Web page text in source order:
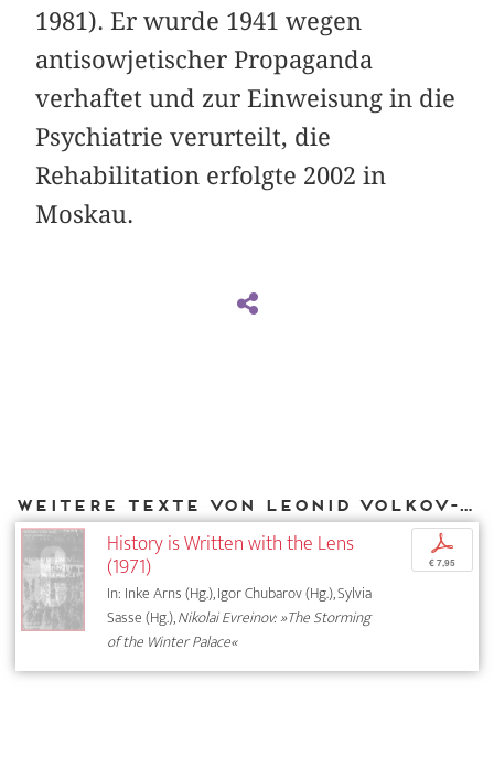
1981). Er wurde 1941 wegen
antisowjetischer Propaganda
verhaftet und zur Einweisung in die
Psychiatrie verurteilt, die
Rehabilitation erfolgte 2002 in
Moskau.
Weitere Texte von Leonid Volkov-Lannit bei DIAPHANES
History is Written with the Lens
(1971)
In: Inke Arns (Hg.), Igor Chubarov (Hg.), Sylvia
Sasse (Hg.),Nikolai Evreinov: »The Storming
of the Winter Palace«
p
€ 7,95